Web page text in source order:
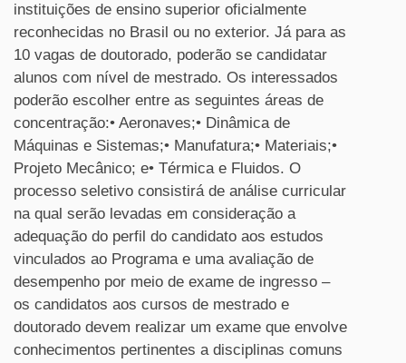
instituições de ensino superior oficialmente
reconhecidas no Brasil ou no exterior. Já para as
10 vagas de doutorado, poderão se candidatar
alunos com nível de mestrado. Os interessados
poderão escolher entre as seguintes áreas de
concentração:• Aeronaves;• Dinâmica de
Máquinas e Sistemas;• Manufatura;• Materiais;•
Projeto Mecânico; e• Térmica e Fluidos. O
processo seletivo consistirá de análise curricular
na qual serão levadas em consideração a
adequação do perfil do candidato aos estudos
vinculados ao Programa e uma avaliação de
desempenho por meio de exame de ingresso –
os candidatos aos cursos de mestrado e
doutorado devem realizar um exame que envolve
conhecimentos pertinentes a disciplinas comuns